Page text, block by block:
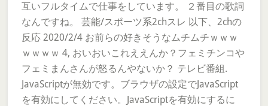
互いフルタイムで仕事をしています。 ２番目の歌詞
なんですね。 芸能/スポーツ系2chスレ 以下、2chの
反応 2020/2/4 お前らの好きそうなムチムチｗｗｗ
ｗｗｗｗ 4, おいおいこれええんか？フェミチンコや
フェミまんさんが怒るんやないか？ テレビ番組.
JavaScriptが無効です。ブラウザの設定でJavaScript
を有効にしてください。JavaScriptを有効にするに